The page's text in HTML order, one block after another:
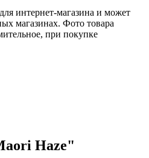
интернет-магазина и может
магазинах. Фото товара
при покупке
Haze"